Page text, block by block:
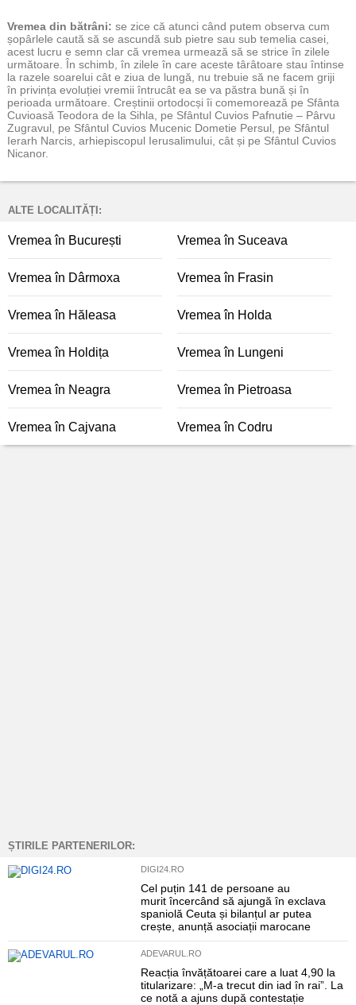
Vremea din bătrâni: se zice că atunci când putem observa cum
șopârlele caută să se ascundă sub pietre sau sub temelia casei,
acest lucru e semn clar că vremea urmează să se strice în zilele
următoare. În schimb, în zilele în care aceste târâtoare stau întinse
la razele soarelui cât e ziua de lungă, nu trebuie să ne facem griji
în privința evoluției vremii întrucât ea se va păstra bună și în
perioada următoare. Creștinii ortodocși îi comemorează pe Sfânta
Cuvioasă Teodora de la Sihla, pe Sfântul Cuvios Pafnutie – Pârvu
Zugravul, pe Sfântul Cuvios Mucenic Dometie Persul, pe Sfântul
Ierarh Narcis, arhiepiscopul Ierusalimului, cât și pe Sfântul Cuvios
Nicanor.
ALTE LOCALITĂȚI:
Vremea în București Vremea în Suceava
Vremea în Dârmoxa Vremea în Frasin
Vremea în Hăleasa Vremea în Holda
Vremea în Holdița Vremea în Lungeni
Vremea în Neagra Vremea în Pietroasa
Vremea în Cajvana Vremea în Codru
ȘTIRILE PARTENERILOR:
DIGI24.RO
Cel puțin 141 de persoane au
murit încercând să ajungă în exclava
spaniolă Ceuta și bilanțul ar putea
crește, anunță asociații marocane
ADEVARUL.RO
Reacția învățătoarei care a luat 4,90 la
titularizare: „M-a trecut din iad în rai”. La
ce notă a ajuns după contestație